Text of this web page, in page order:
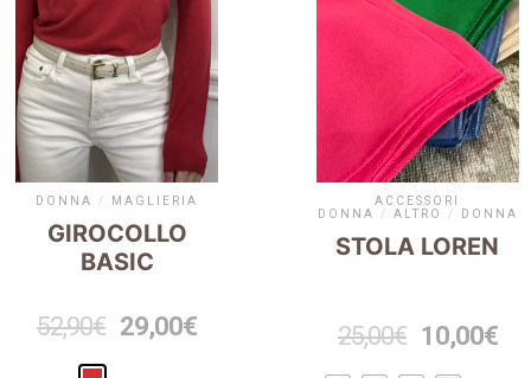
DONNA / MAGLIERIA
GIROCOLLO
BASIC
52,90€ 29,00€
ACCESSORI
DONNA
/ ALTRO / DONNA
STOLA LOREN
25,00€ 10,00€